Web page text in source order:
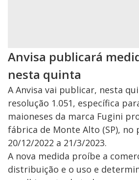
Anvisa publicará
nesta quinta
A Anvisa vai publicar, nesta
resolução 1.051, específica
maioneses da marca Fugini
fábrica de Monte Alto (SP), no
20/12/2022 a 21/3/2023.
A nova medida proíbe a
distribuição e o uso e